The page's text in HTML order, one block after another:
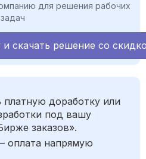
для решения рабочих
задач
скачать решение со
платную доработку или
под вашу
заказов».
оплата напрямую